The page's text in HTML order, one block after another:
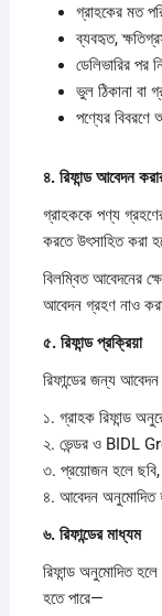
গ্রাহকের মত
ব্যবহৃত,
ডেলিভারির পর
ভুল ঠিকানা বা
পণ্যের বিবরণে
৪. রিফান্ডআবেদন
গ্রাহককে পণ্য
করতে উৎসাহিত করা
বিলম্বিত আবেদনের
আবেদন গ্রহণ নাও
৫. রিফান্ডপ্রক্রিয়া
রিফান্ডের জন্য
১. গ্রাহক রিফান্ড
২. ভেন্ডর ও BIDL
৩. প্রয়োজন হলে ছবি,
৪. আবেদন অনুমোদিত
৬. রিফান্ডেরমাধ্যম
রিফান্ড অনুমোদিত
হতে পারে—